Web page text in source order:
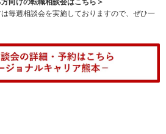
毎週相談会を実施しておりますので、ぜひ一